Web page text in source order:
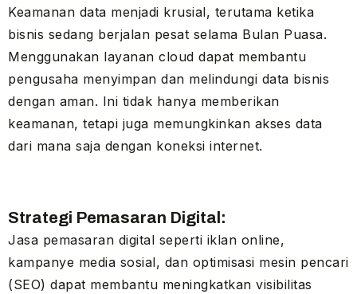
Keamanan data menjadi krusial, terutama ketika
bisnis sedang berjalan pesat selama Bulan Puasa.
Menggunakan layanan cloud dapat membantu
pengusaha menyimpan dan melindungi data bisnis
dengan aman. Ini tidak hanya memberikan
keamanan, tetapi juga memungkinkan akses data
dari mana saja dengan koneksi internet.
Strategi Pemasaran Digital:
Jasa pemasaran digital seperti iklan online,
kampanye media sosial, dan optimisasi mesin pencari
(SEO) dapat membantu meningkatkan visibilitas